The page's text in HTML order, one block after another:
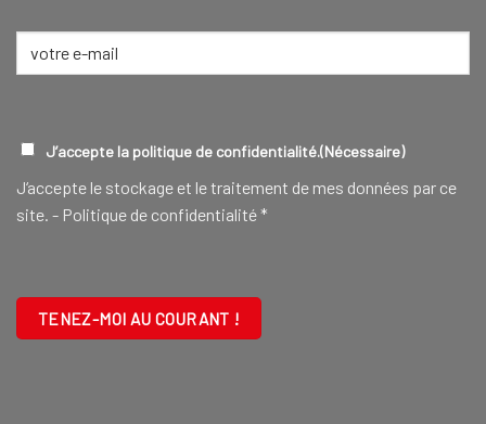
RGPD(NÉCESSAIRE)
J’accepte la politique de confidentialité.(Nécessaire)
J‘accepte le stockage et le traitement de mes données par ce
site. - Politique de confidentialité*